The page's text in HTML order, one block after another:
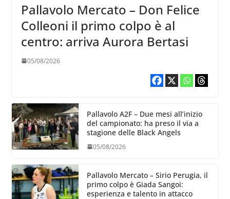
Pallavolo Mercato – Don Felice
Colleoni il primo colpo è al
centro: arriva Aurora Bertasi
05/08/2026
Pallavolo A2F – Due mesi all’inizio
del campionato: ha preso il via a
stagione delle Black Angels
05/08/2026
Pallavolo Mercato – Sirio Perugia, il
primo colpo è Giada Sangoi:
esperienza e talento in attacco